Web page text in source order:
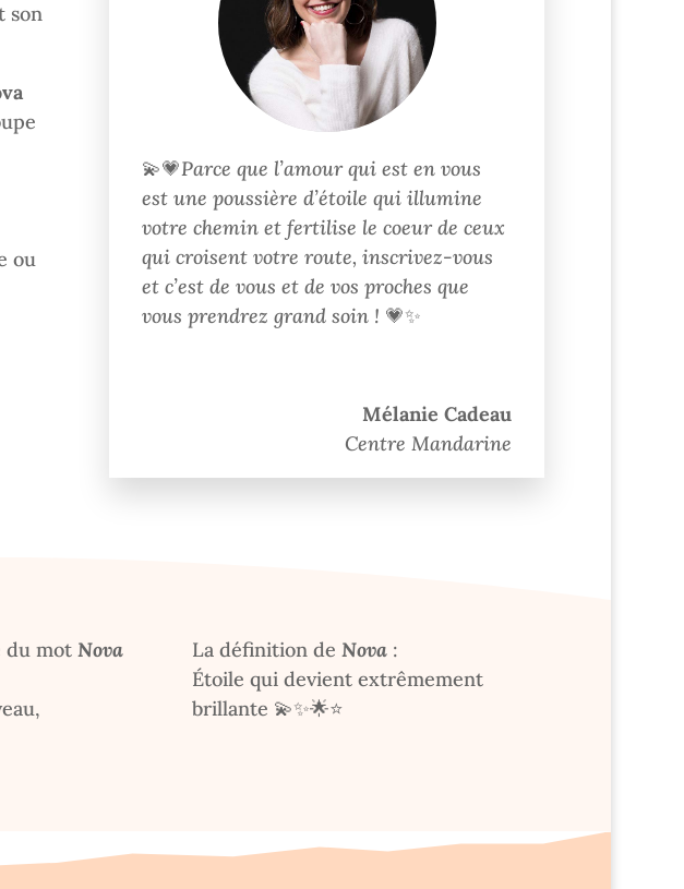
son
ou
💫💗Parce que l’amour qui est en vous
est une poussière d’étoile qui illumine
votre chemin et fertilise le coeur de ceux
qui croisent votre route, inscrivez-vous
et c’est de vous et de vos proches que
vous prendrez grand soin ! 💗✨
Mélanie Cadeau
Centre Mandarine
du mot Nova
La définition deNova :
Étoile qui devient extrêmement
brillante 💫✨🌟⭐️